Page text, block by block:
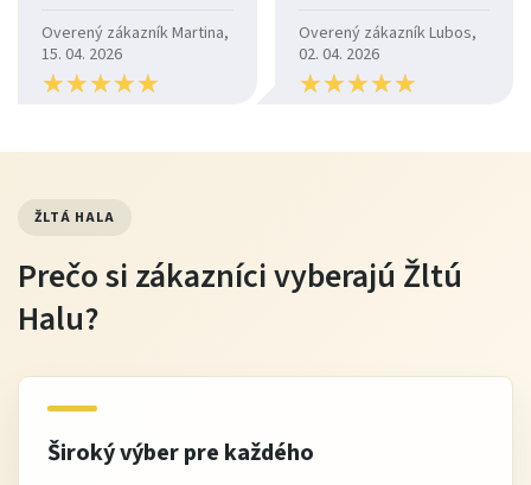
Overený zákazník Martina,
15. 04. 2026
★★★★★
★★★★★
Overený zákazník Lubos,
02. 04. 2026
★★★★★
★★★★★
ŽLTÁ HALA
Prečo si zákazníci vyberajú Žltú
Halu?
Široký výber pre každého